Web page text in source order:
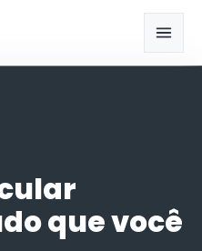
que você